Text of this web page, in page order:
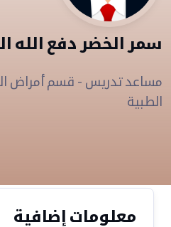
سمر الخضر دفع الله
مساعد تدريس - قسم أمراض
الطبية
معلومات إضافية